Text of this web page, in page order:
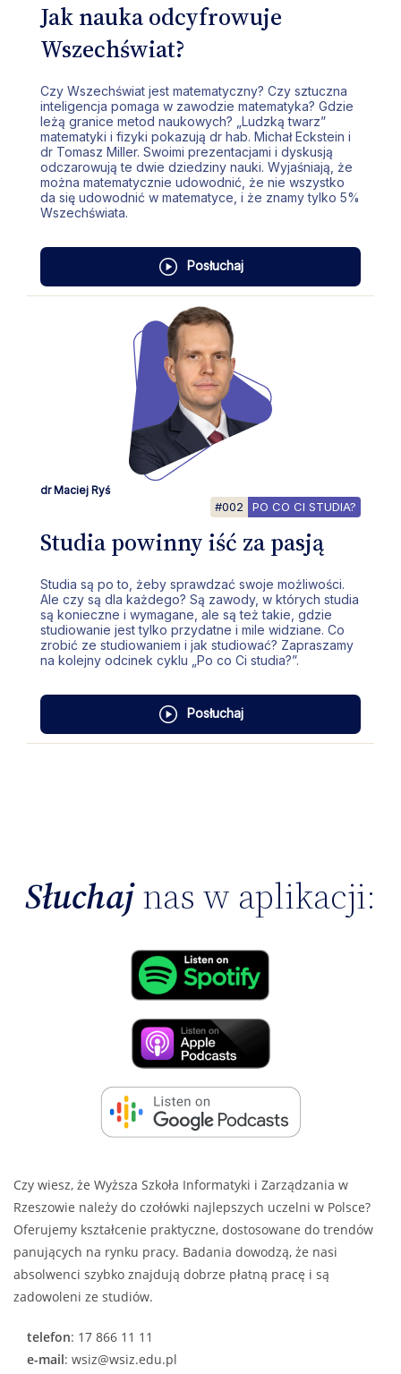
Jak nauka odcyfrowuje
Wszechświat?
Czy Wszechświat jest matematyczny? Czy sztuczna
inteligencja pomaga w zawodzie matematyka? Gdzie
leżą granice metod naukowych? „Ludzką twarz”
matematyki i fizyki pokazują dr hab. Michał Eckstein i
dr Tomasz Miller. Swoimi prezentacjami i dyskusją
odczarowują te dwie dziedziny nauki. Wyjaśniają, że
można matematycznie udowodnić, że nie wszystko
da się udowodnić w matematyce, i że znamy tylko 5%
Wszechświata.
Posłuchaj
dr Maciej Ryś
PO CO CI STUDIA?
#002
Studia powinny iść za pasją
Studia są po to, żeby sprawdzać swoje możliwości.
Ale czy są dla każdego? Są zawody, w których studia
są konieczne i wymagane, ale są też takie, gdzie
studiowanie jest tylko przydatne i mile widziane. Co
zrobić ze studiowaniem i jak studiować? Zapraszamy
na kolejny odcinek cyklu „Po co Ci studia?”.
Posłuchaj
Słuchajnas w aplikacji:
Czy wiesz, że Wyższa Szkoła Informatyki i Zarządzania w
Rzeszowie należy do czołówki najlepszych uczelni w Polsce?
Oferujemy kształcenie praktyczne, dostosowane do trendów
panujących na rynku pracy. Badania dowodzą, że nasi
absolwenci szybko znajdują dobrze płatną pracę i są
zadowoleni ze studiów.
telefon: 17 866 11 11
e-mail: wsiz@wsiz.edu.pl